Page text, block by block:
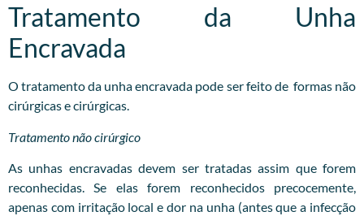
Tratamento da Unha
Encravada
O tratamento da unha encravada pode ser feito de formas não
cirúrgicas e cirúrgicas.
Tratamento não cirúrgico
As unhas encravadas devem ser tratadas assim que forem
reconhecidas. Se elas forem reconhecidos precocemente,
apenas com irritação local e dor na unha (antes que a infecção